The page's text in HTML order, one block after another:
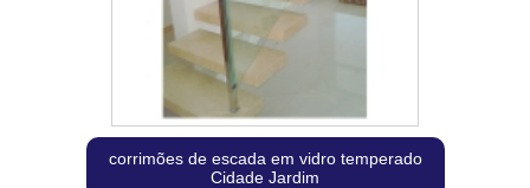
corrimões de escada em vidro temperado
Cidade Jardim